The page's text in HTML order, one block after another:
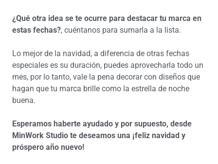
¿Qué otra idea se te ocurre para destacar tu marca en
estas fechas?, cuéntanos para sumarla a la lista.
Lo mejor de la navidad, a diferencia de otras fechas
especiales es su duración, puedes aprovecharla todo un
mes, por lo tanto, vale la pena decorar con diseños que
hagan que tu marca brille como la estrella de noche
buena.
Esperamos haberte ayudado y por supuesto, desde
MinWork Studio te deseamos una ¡feliz navidad y
próspero año nuevo!